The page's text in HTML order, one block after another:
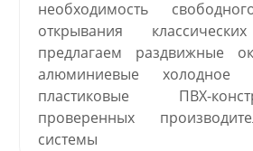
необходимость
открывания
предлагаем раздвижные
алюминиевые холодное
пластиковые ПВХ-
проверенных
системы